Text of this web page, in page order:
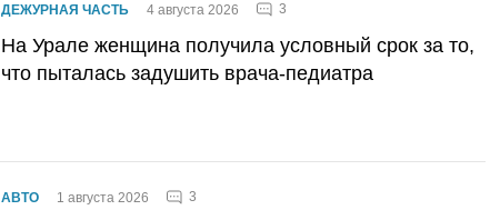
ДЕЖУРНАЯ ЧАСТЬ 4 августа 2026 3
На Урале женщина получила условный срок за то,
что пыталась задушить врача-педиатра
АВТО 1 августа 2026 3